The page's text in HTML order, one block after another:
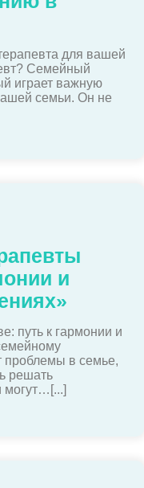
для вашей
Семейный
играет важную
семьи. Он не
и
путь к гармонии и
проблемы в семье,
решать